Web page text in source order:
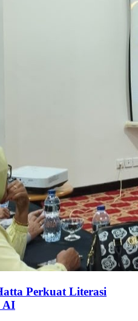
Perkuat Literasi
AI